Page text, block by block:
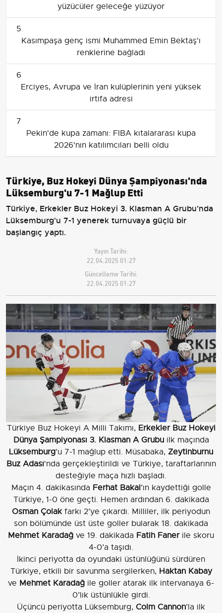
yüzücüler geleceğe yüzüyor
5
Kasımpaşa genç ismi Muhammed Emin Bektaş'ı
renklerine bağladı
6
Erciyes, Avrupa ve İran kulüplerinin yeni yüksek
irtifa adresi
7
Pekin'de kupa zamanı: FIBA kıtalararası kupa
2026'nın katılımcıları belli oldu
Türkiye, Buz Hokeyi Dünya Şampiyonası'nda
Lüksemburg'u 7-1 Mağlup Etti
Türkiye, Erkekler Buz Hokeyi 3. Klasman A Grubu'nda
Lüksemburg'u 7-1 yenerek turnuvaya güçlü bir
başlangıç yaptı.
Yayın Tarihi:
22.04.2025 01:27
Güncelleme Tarihi:
22.04.2025 01:27
Türkiye Buz Hokeyi A Milli Takımı, Erkekler Buz Hokeyi
Dünya Şampiyonası 3. Klasman A Grubuilk maçında
Lüksemburg'u 7-1 mağlup etti. Müsabaka, Zeytinburnu
Buz Adası'nda gerçekleştirildi ve Türkiye, taraftarlarının
desteğiyle maça hızlı başladı.
Maçın 4. dakikasında Ferhat Bakal’ın kaydettiği golle
Türkiye, 1-0 öne geçti. Hemen ardından 6. dakikada
Osman Çolakfarkı 2’ye çıkardı. Milliler, ilk periyodun
son bölümünde üst üste goller bularak 18. dakikada
Mehmet Karadağ ve 19. dakikada Fatih Fanerile skoru
4-0’a taşıdı.
İkinci periyotta da oyundaki üstünlüğünü sürdüren
Türkiye, etkili bir savunma sergilerken, Haktan Kabay
ve Mehmet Karadağ ile goller atarak ilk intervanaya 6-
0’lık üstünlükle girdi.
Üçüncü periyotta Lüksemburg, Colm Cannon’la ilk